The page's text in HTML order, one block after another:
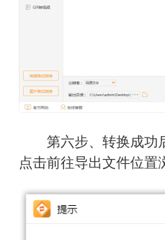
第六步、转换成功后
点击前往导出文件位置